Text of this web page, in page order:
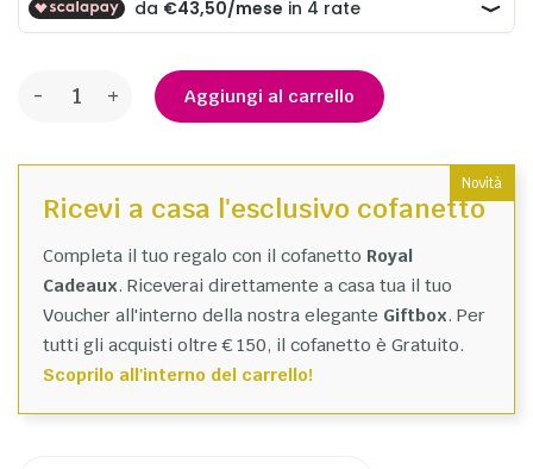
+
- Aggiungi al carrello
Novità
Ricevi a casa l'esclusivo cofanetto
Completa il tuo regalo con il cofanetto Royal
Cadeaux. Riceverai direttamente a casa tua il tuo
Voucher all'interno della nostra elegante Giftbox. Per
tutti gli acquisti oltre € 150, il cofanetto è Gratuito.
Scoprilo all'interno del carrello!